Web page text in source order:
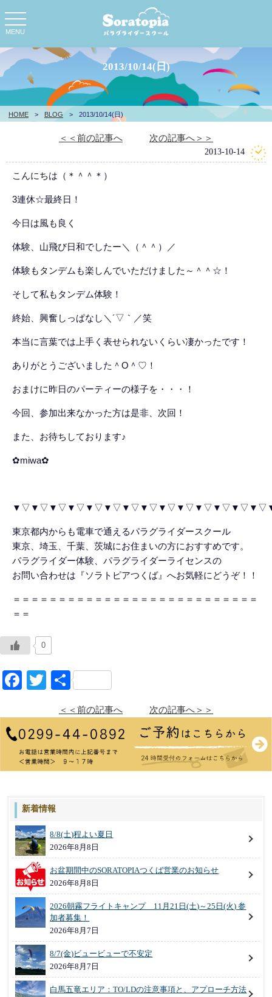
toggle
navigation
MENU
HOME > BLOG > 2013/10/14(日)
2013/10/14(日)
＜＜前の記事へ 次の記事へ＞＞
2013-10-14
こんにちは（＊＾＾＊）
3連休☆最終日！
今日は風も良く
体験、山飛び日和でしたー＼（＾＾）／
体験もタンデムも楽しんでいただけました～＾＾☆！
そして私もタンデム体験！
終始、興奮しっぱなし＼´▽｀／笑
本当に言葉では上手く表せられないくらい凄かったです！
ありがとうございました＾O＾♡！
おまけに昨日のパーティーの様子を・・・！
今回、参加出来なかった方は是非、次回！
また、お待ちしております♪
✿miwa✿
東京都内からも電車で通えるパラグライダースクール
東京、埼玉、千葉、茨城にお住まいの方におすすめです。
パラグライダー体験、パラグライダーライセンスの
お問い合わせは『ソラトピアつくば』へお気軽にどうぞ！！
＝＝＝＝＝＝＝＝＝＝＝＝＝＝＝＝＝＝＝＝＝＝＝＝＝＝＝
＝＝
0
Facebook
Twitter
共
＜＜前の記事へ 次の記事へ＞＞
新着情報
8/8(土)程よい夏日
2026年8月8日
お盆期間中のSORATOPIAつくば営業のお知らせ
2026年8月8日
2026朝霧フライトキャンプ 11月21日(土)～25日(火) 参
加者募集！
2026年8月7日
8/7(金)ビュービューで不安定
2026年8月7日
白馬五竜エリア：TO/LDの注意事項と、アプローチ方法